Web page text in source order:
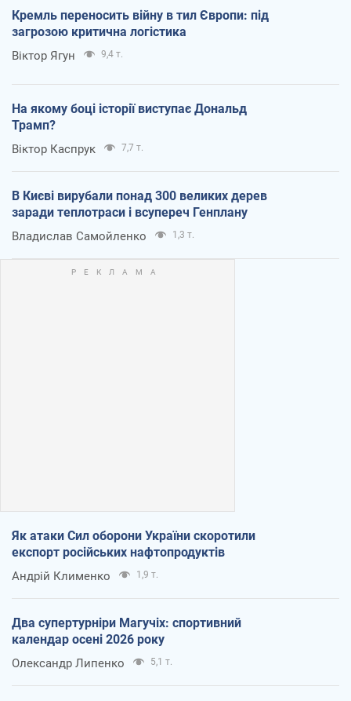
Кремль переносить війну в тил Європи: під
загрозою критична логістика
Віктор Ягун 9,4 т.
На якому боці історії виступає Дональд
Трамп?
Віктор Каспрук 7,7 т.
В Києві вирубали понад 300 великих дерев
заради теплотраси і всупереч Генплану
Владислав Самойленко 1,3 т.
Як атаки Сил оборони України скоротили
експорт російських нафтопродуктів
Андрій Клименко 1,9 т.
Два супертурніри Магучіх: спортивний
календар осені 2026 року
Олександр Липенко 5,1 т.